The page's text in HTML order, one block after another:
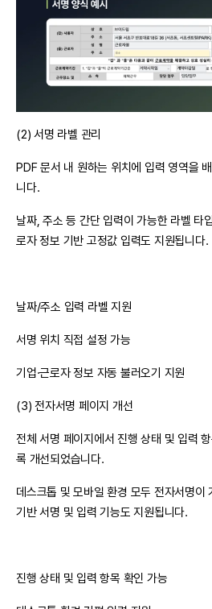
(2) 서명 라벨 관리
PDF 문서 내 원하는 위치에 입력 영역을
니다.
날짜, 주소 등 간단 입력이 가능한 라벨 타
로자 정보 기반 고정값 입력도 지원됩니다.
날짜/주소 입력 라벨 지원
서명 위치 직접 설정 가능
기업·근로자 정보 자동 불러오기 지원
(3) 전자서명 페이지 개선
전체 서명 페이지에서 진행 상태 및 입력
록 개선되었습니다.
데스크톱 및 모바일 환경 모두 전자서명이
기반 서명 및 입력 기능도 지원됩니다.
진행 상태 및 입력 항목 확인 가능